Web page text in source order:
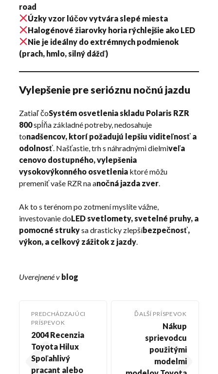
road
Úzky vzor lúčov vytvára slepé miesta
Halogénové žiarovky horia rýchlejšie ako LED
Nie je ideálny do extrémnych podmienok
(prach, hmlo, silný dážď)
Vylepšenie pre serióznu nočnú jazdu
Zatiaľ čoSystém osvetlenia skladu Polaris RZR
800spĺňa základné potreby, nedosahuje
tonadšencov, ktorí požadujú lepšiu viditeľnosť a
odolnosť. Našťastie, trh s náhradnými dielmiveľa
cenovo dostupného, vylepšenia
vysokovýkonného osvetlenia ktoré môžu
premeniť vaše RZR na anočná jazda zver.
Ak to s terénom po zotmení myslíte vážne,
investovanie doLED svetlomety, svetelné pruhy, a
pomocné strukysa drasticky zlepšíbezpečnosť,
výkon, a celkový zážitok z jazdy.
Uverejnené v blog
PREDCHÁDZAJÚCI
PRÍSPEVOK
2004 Recenzia
Toyota Hilux
Spoľahlivý
pracant alebo
ĎALŠÍ PRÍSPEVOK
Nákup
sprievodcu
použitými
modelmi